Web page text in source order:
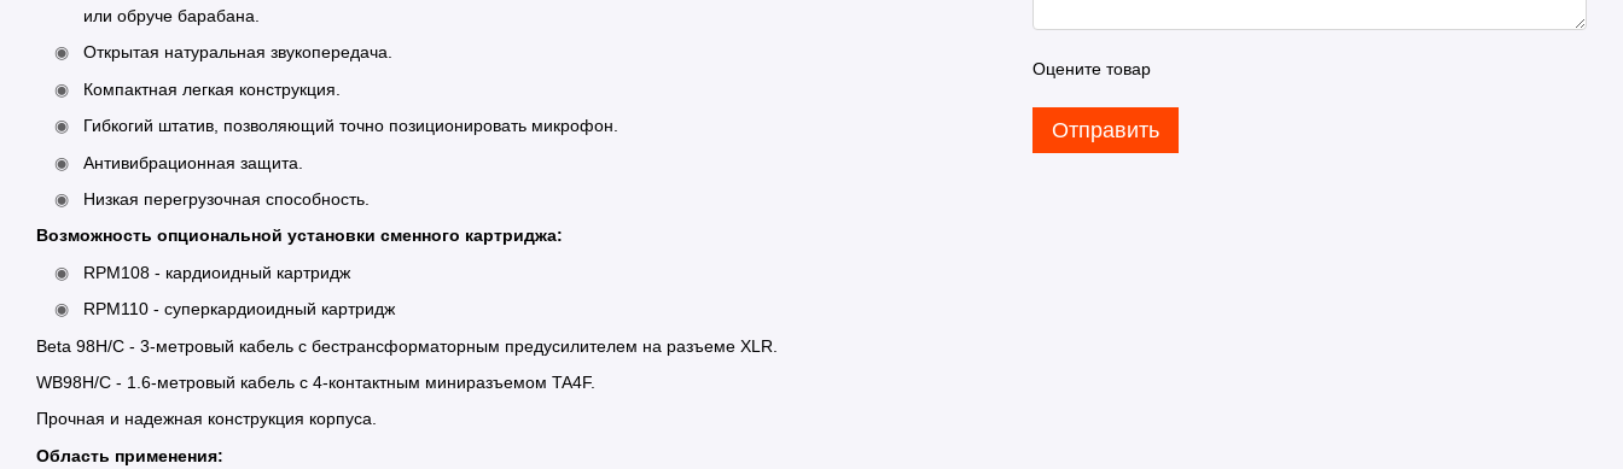
или обруче барабана.
Открытая натуральная звукопередача.
Компактная легкая конструкция.
Гибкогий штатив, позволяющий точно позиционировать микрофон.
Антивибрационная защита.
Низкая перегрузочная способность.
Возможность опциональной установки сменного картриджа:
RPM108 - кардиоидный картридж
RPM110 - суперкардиоидный картридж
Beta 98H/C - 3-метровый кабель с бестрансформаторным предусилителем на разъеме XLR.
WB98H/C - 1.6-метровый кабель с 4-контактным миниразъемом TA4F.
Прочная и надежная конструкция корпуса.
Область применения:
Оцените товар
Отправить